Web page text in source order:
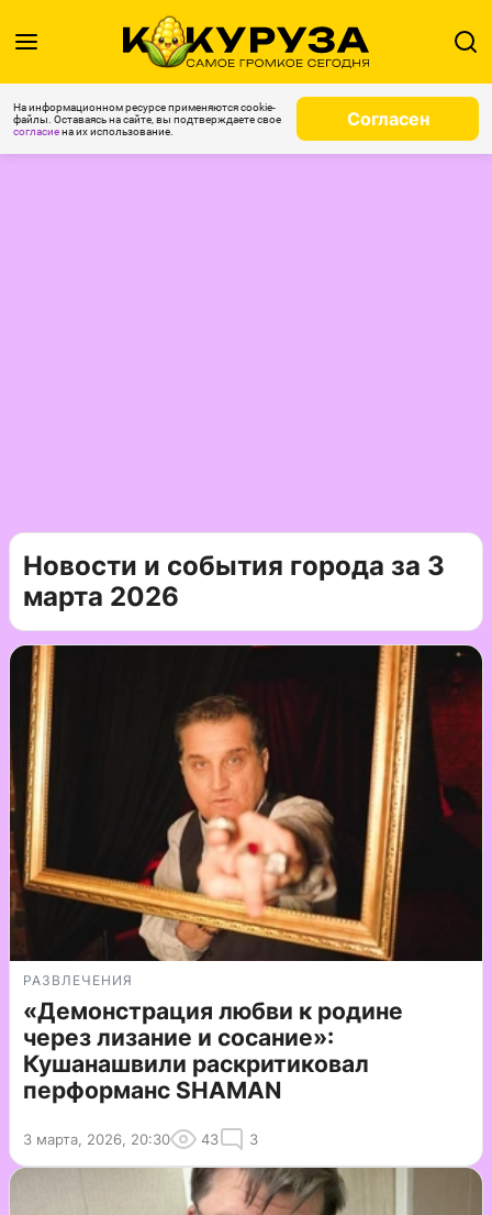
На информационном ресурсе применяются cookie-
файлы. Оставаясь на сайте, вы подтверждаете свое
согласиена их использование.
Согласен
Новости и события города за 3
марта 2026
РАЗВЛЕЧЕНИЯ
«Демонстрация любви к родине
через лизание и сосание»:
Кушанашвили раскритиковал
перформанс SHAMAN
3 марта, 2026, 20:30 43 3